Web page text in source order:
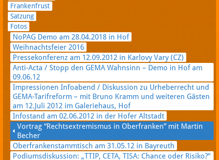
Frankenfrust
Satzung
Fotos
NoPAG Demo am 28.04.2018 in Hof
Weihnachtsfeier 2016
Pressekonferenz am 12.09.2012 in Karlovy Vary (CZ)
Anti-Acta / Stopp den GEMA Wahnsinn – Demo in Hof am
09.06.12
Impressionen Infoabend / Diskussion zu Urheberrecht und
GEMA-Tarifreform – mit Bruno Kramm und weiteren Gästen
am 12.Juli 2012 im Galeriehaus, Hof
Infostand am 02.06.2012 in der Hofer Altstadt
Vortrag “Rechtsextremismus in Oberfranken” mit Martin
Becher
Oberfrankenstammtisch am 31.05.12 in Bayreuth
Podiumsdiskussion: „TTIP, CETA, TISA: Chance oder Risiko?“